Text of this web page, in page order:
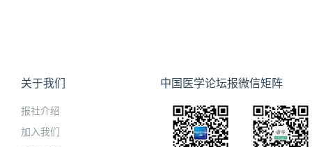
关于我们
报社介绍
加入我们
中国医学论坛报微信矩阵